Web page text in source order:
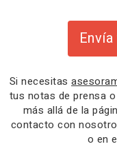
Si necesitas
tus notas de prensa o
más allá de la
contacto con
o en